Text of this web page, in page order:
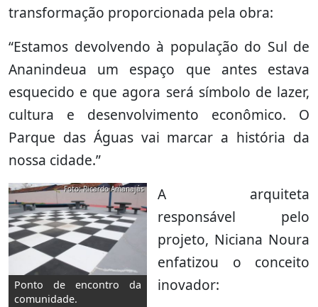
transformação proporcionada pela obra:
“Estamos devolvendo à população do Sul de
Ananindeua um espaço que antes estava
esquecido e que agora será símbolo de lazer,
cultura e desenvolvimento econômico. O
Parque das Águas vai marcar a história da
nossa cidade.”
Ponto de encontro da
comunidade.
Foto: Ricardo Amanajás
A arquiteta
responsável pelo
projeto, Niciana Noura
enfatizou o conceito
inovador: